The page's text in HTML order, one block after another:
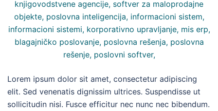
Lorem ipsum dolor sit amet, consectetur adipiscing
elit. Sed venenatis dignissim ultrices. Suspendisse ut
sollicitudin nisi. Fusce efficitur nec nunc nec bibendum.